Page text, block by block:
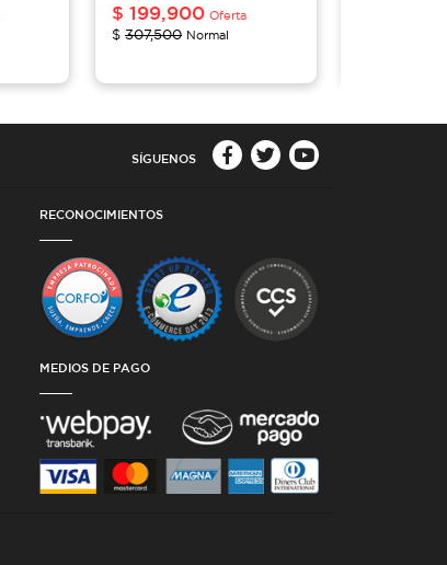
$ 199,900 Oferta
$ 307,500 Normal
SÍGUENOS
RECONOCIMIENTOS
MEDIOS DE PAGO